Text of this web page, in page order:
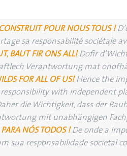
POUR NOUS TOUS !
sa responsabilité sociétale
BAUT FIR ONS ALL! Dofir
Verantwortung mat
FOR ALL OF US!Hence the
with independent
die Wichtigkeit, dass der
mit unabhängigen
NÓS TODOS ! De onde a
sua responsabilidade societal